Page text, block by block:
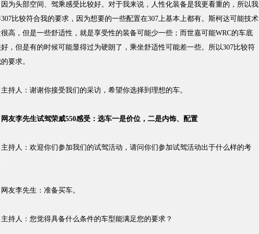
为头部空间、驾乘感受比较好。对于我来说，人性化装备是我更看重的，所以我
比较符合我的要求，因为想要的一些配置在307上基本上都有。斯柯达可能技术
高，但是一些舒适性，就是享受性的装备可能少一些；而世嘉可能WRC的车底
，但是有的时候可能显得过为硬朗了，乘坐舒适性可能差一些。所以307比较符
要求。
人：谢谢你接受我们的采访，希望你选择到理想的车。
网友李先生试驾荣威550感受：选车一是价位，二是内饰、配置
人：欢迎你们参加我们的试驾活动，请问你们参加试驾活动出于什么样的考
李先生：准备买车。
人：您觉得具备什么条件的车型能满足您的要求？